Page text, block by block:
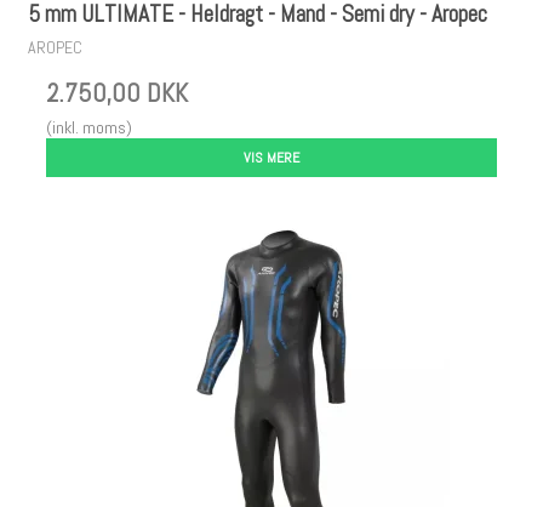
5 mm ULTIMATE - Heldragt - Mand - Semi dry - Aropec
AROPEC
2.750,00 DKK
(inkl. moms)
VIS MERE